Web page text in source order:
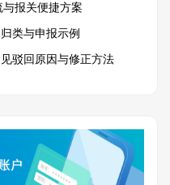
报关便捷方案
类与申报示例
驳回原因与修正方法